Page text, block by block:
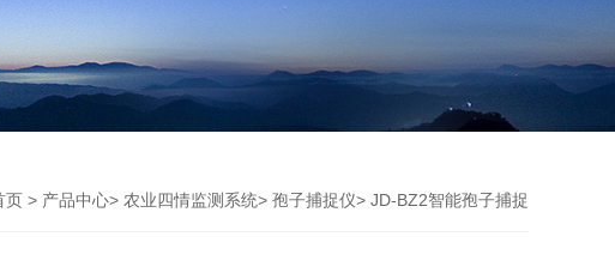
页 > 产品中心> 农业四情监测系统> 孢子捕捉仪> JD-BZ2智能孢子捕捉